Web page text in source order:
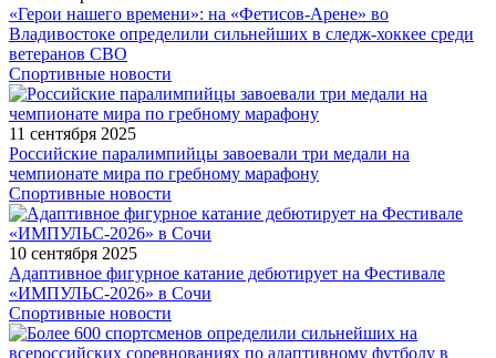
«Герои нашего времени»: на «Фетисов-Арене» во
Владивостоке определили сильнейших в следж-хоккее среди
ветеранов СВО
Спортивные новости
11 сентября 2025
Российские паралимпийцы завоевали три медали на
чемпионате мира по гребному марафону
Спортивные новости
10 сентября 2025
Адаптивное фигурное катание дебютирует на Фестивале
«ИМПУЛЬС-2026» в Сочи
Спортивные новости